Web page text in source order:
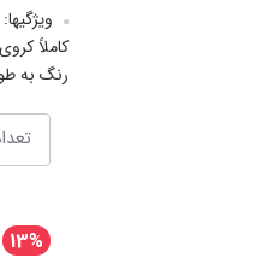
رنگ به طور متوسط ۲ کیلومتر (در
13%